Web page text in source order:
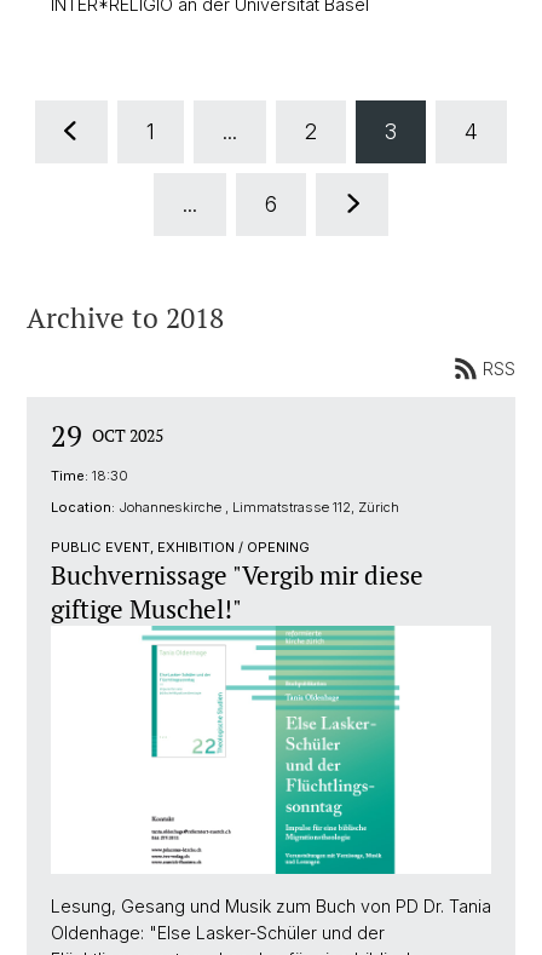
INTER*RELIGIO an der Universität Basel
1 ... 2 3 4
... 6
Archive to 2018
RSS
29 OCT 2025
Time: 18:30
Location: Johanneskirche , Limmatstrasse 112, Zürich
PUBLIC EVENT, EXHIBITION / OPENING
Buchvernissage "Vergib mir diese
giftige Muschel!"
Lesung, Gesang und Musik zum Buch von PD Dr. Tania
Oldenhage: "Else Lasker-Schüler und der